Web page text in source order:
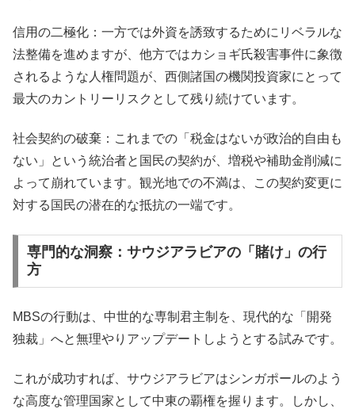
信用の二極化：一方では外資を誘致するためにリベラルな
法整備を進めますが、他方ではカショギ氏殺害事件に象徴
されるような人権問題が、西側諸国の機関投資家にとって
最大のカントリーリスクとして残り続けています。
社会契約の破棄：これまでの「税金はないが政治的自由も
ない」という統治者と国民の契約が、増税や補助金削減に
よって崩れています。観光地での不満は、この契約変更に
対する国民の潜在的な抵抗の一端です。
専門的な洞察：サウジアラビアの「賭け」の行
方
MBSの行動は、中世的な専制君主制を、現代的な「開発
独裁」へと無理やりアップデートしようとする試みです。
これが成功すれば、サウジアラビアはシンガポールのよう
な高度な管理国家として中東の覇権を握ります。しかし、